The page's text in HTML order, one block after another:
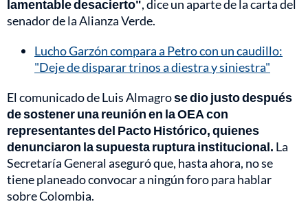
lamentable desacierto", dice un aparte de la carta del
senador de la Alianza Verde.
Lucho Garzón compara a Petro con un caudillo:
"Deje de disparar trinos a diestra y siniestra"
El comunicado de Luis Almagrose dio justo después
de sostener una reunión en la OEA con
representantes del Pacto Histórico, quienes
denunciaron la supuesta ruptura institucional. La
Secretaría General aseguró que, hasta ahora, no se
tiene planeado convocar a ningún foro para hablar
sobre Colombia.